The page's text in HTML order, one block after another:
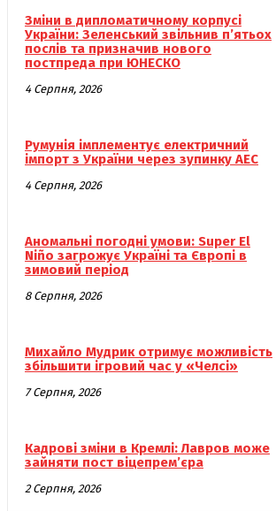
Зміни в дипломатичному корпусі
України: Зеленський звільнив п’ятьох
послів та призначив нового
постпреда при ЮНЕСКО
4 Серпня, 2026
Румунія імплементує електричний
імпорт з України через зупинку АЕС
4 Серпня, 2026
Аномальні погодні умови: Super El
Niño загрожує Україні та Європі в
зимовий період
8 Серпня, 2026
Михайло Мудрик отримує можливість
збільшити ігровий час у «Челсі»
7 Серпня, 2026
Кадрові зміни в Кремлі: Лавров може
зайняти пост віцепрем’єра
2 Серпня, 2026